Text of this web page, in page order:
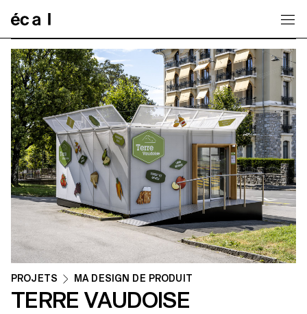
PROJETS MA DESIGN DE PRODUIT
TERRE VAUDOISE